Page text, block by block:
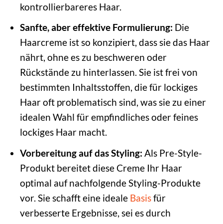
kontrollierbareres Haar.
Sanfte, aber effektive Formulierung: Die
Haarcreme ist so konzipiert, dass sie das Haar
nährt, ohne es zu beschweren oder
Rückstände zu hinterlassen. Sie ist frei von
bestimmten Inhaltsstoffen, die für lockiges
Haar oft problematisch sind, was sie zu einer
idealen Wahl für empfindliches oder feines
lockiges Haar macht.
Vorbereitung auf das Styling: Als Pre-Style-
Produkt bereitet diese Creme Ihr Haar
optimal auf nachfolgende Styling-Produkte
vor. Sie schafft eine ideale Basisfür
verbesserte Ergebnisse, sei es durch